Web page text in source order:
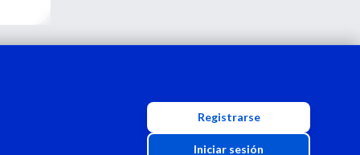
Registrarse
Iniciar sesión